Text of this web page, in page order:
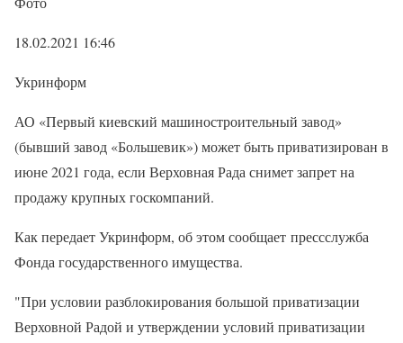
18.02.2021 16:46
Укринформ
АО «Первый киевский машиностроительный завод»
(бывший завод «Большевик») может быть приватизирован в
июне 2021 года, если Верховная Рада снимет запрет на
продажу крупных госкомпаний.
Как передает Укринформ, об этом сообщает прессслужба
Фонда государственного имущества.
"При условии разблокирования большой приватизации
Верховной Радой и утверждении условий приватизации